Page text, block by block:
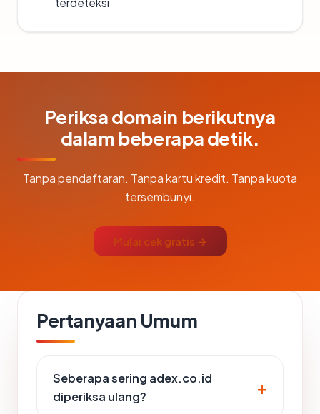
Periksa domain berikutnya
dalam beberapa detik.
Tanpa pendaftaran. Tanpa kartu kredit. Tanpa kuota
tersembunyi.
Mulai cek gratis →
Pertanyaan Umum
Seberapa sering adex.co.id
diperiksa ulang?